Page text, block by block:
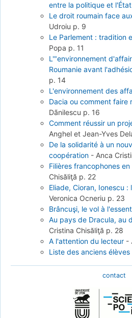
entre la politique et l'État
Le droit roumain face
Udroiu p. 9
Le Parlement : tradition
Popa p. 11
L'"environnement
Roumanie avant
p. 14
L'environnement des
Dacia ou comment faire
Dãnilescu p. 16
Comment réussir un
Anghel et Jean-Yves
De la solidarité à un
coopération - Anca
Filières francophones en
Chisăliţă p. 22
Eliade, Cioran, Ionescu
Veronica Ocneriu p. 23
Brâncuşi, le vol à
Au pays de Dracula, au
Cristina Chisăliţă p. 28
A l'attention du lecteur -
Liste des anciens élèves
contact